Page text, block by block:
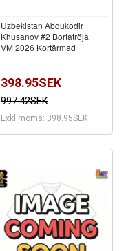
Uzbekistan Abdukodir
Khusanov #2 Bortatröja
VM 2026 Kortärmad
398.95SEK
997.42SEK
Exkl moms: 398.95SEK